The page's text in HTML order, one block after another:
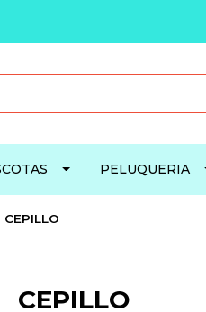
PELUQUERIA
CEPILLO
CEPILLO